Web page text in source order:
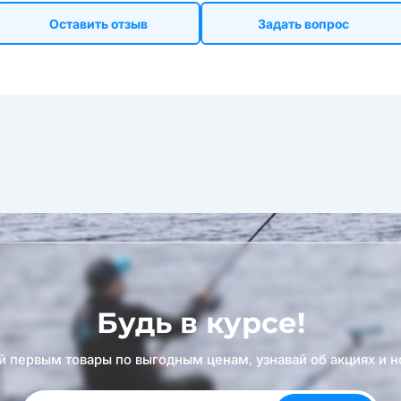
Оставить отзыв Задать вопрос
Будь в курсе!
первым товары по выгодным ценам, узнавай об акциях и